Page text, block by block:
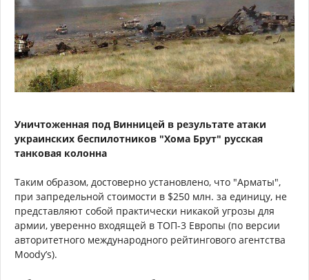
Уничтоженная под Винницей в результате атаки
украинских беспилотников "Хома Брут" русская
танковая колонна
Таким образом, достоверно установлено, что "Арматы",
при запредельной стоимости в $250 млн. за единицу, не
представляют собой практически никакой угрозы для
армии, уверенно входящей в ТОП-3 Европы (по версии
авторитетного международного рейтингового агентства
Moody’s).